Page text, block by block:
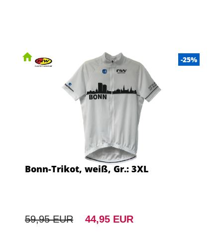
-25%
Bonn-Trikot, weiß, Gr.: 3XL
59,95 EUR 44,95 EUR